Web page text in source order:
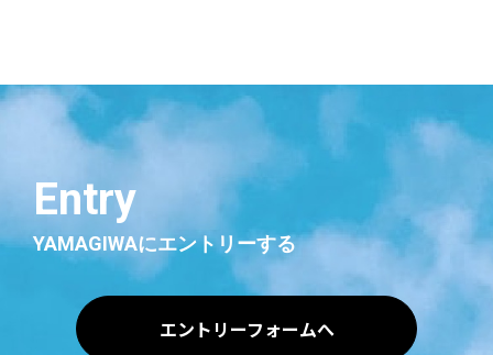
Entry
YAMAGIWAにエントリーする
エントリーフォームへ